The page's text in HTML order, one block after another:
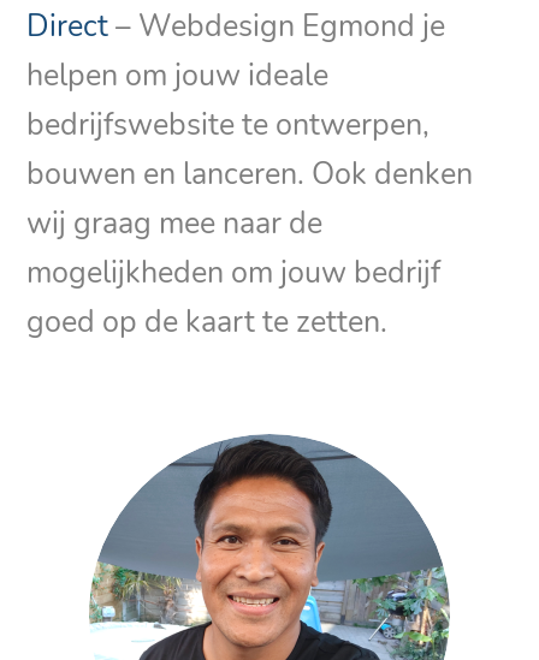
Direct– Webdesign Egmond je
helpen om jouw ideale
bedrijfswebsite te ontwerpen,
bouwen en lanceren. Ook denken
wij graag mee naar de
mogelijkheden om jouw bedrijf
goed op de kaart te zetten.